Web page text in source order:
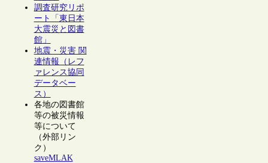
調査研究リポ
ート「東日本
大震災と図書
館」
地震・災害 関
連情報（レフ
ァレンス協同
データベー
ス）
各地の図書館
等の被災情報
等について
（外部リン
ク）
saveMLAK